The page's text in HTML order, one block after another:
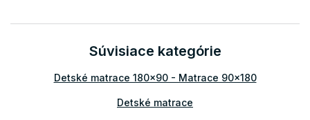
Súvisiace kategórie
Detské matrace 180x90 - Matrace 90x180
Detské matrace